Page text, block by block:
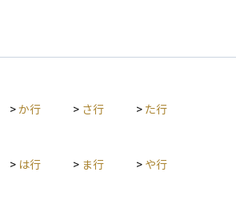
>か行 > さ行 > た行
> は行 > ま行 > や行